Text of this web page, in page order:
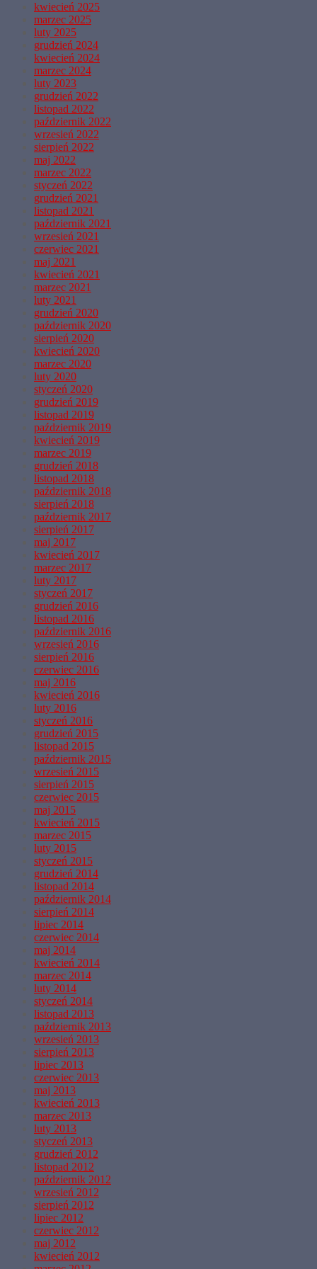
kwiecień 2025
marzec 2025
luty 2025
grudzień 2024
kwiecień 2024
marzec 2024
luty 2023
grudzień 2022
listopad 2022
październik 2022
wrzesień 2022
sierpień 2022
maj 2022
marzec 2022
styczeń 2022
grudzień 2021
listopad 2021
październik 2021
wrzesień 2021
czerwiec 2021
maj 2021
kwiecień 2021
marzec 2021
luty 2021
grudzień 2020
październik 2020
sierpień 2020
kwiecień 2020
marzec 2020
luty 2020
styczeń 2020
grudzień 2019
listopad 2019
październik 2019
kwiecień 2019
marzec 2019
grudzień 2018
listopad 2018
październik 2018
sierpień 2018
październik 2017
sierpień 2017
maj 2017
kwiecień 2017
marzec 2017
luty 2017
styczeń 2017
grudzień 2016
listopad 2016
październik 2016
wrzesień 2016
sierpień 2016
czerwiec 2016
maj 2016
kwiecień 2016
luty 2016
styczeń 2016
grudzień 2015
listopad 2015
październik 2015
wrzesień 2015
sierpień 2015
czerwiec 2015
maj 2015
kwiecień 2015
marzec 2015
luty 2015
styczeń 2015
grudzień 2014
listopad 2014
październik 2014
sierpień 2014
lipiec 2014
czerwiec 2014
maj 2014
kwiecień 2014
marzec 2014
luty 2014
styczeń 2014
listopad 2013
październik 2013
wrzesień 2013
sierpień 2013
lipiec 2013
czerwiec 2013
maj 2013
kwiecień 2013
marzec 2013
luty 2013
styczeń 2013
grudzień 2012
listopad 2012
październik 2012
wrzesień 2012
sierpień 2012
lipiec 2012
czerwiec 2012
maj 2012
kwiecień 2012